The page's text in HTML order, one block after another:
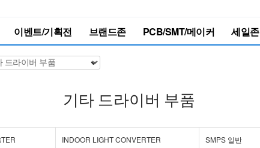
이벤트/기획전 브랜드존 PCB/SMT/메이커 세일존
기타 드라이버 부품
INDOOR LIGHT CONVERTER SMPS 일반